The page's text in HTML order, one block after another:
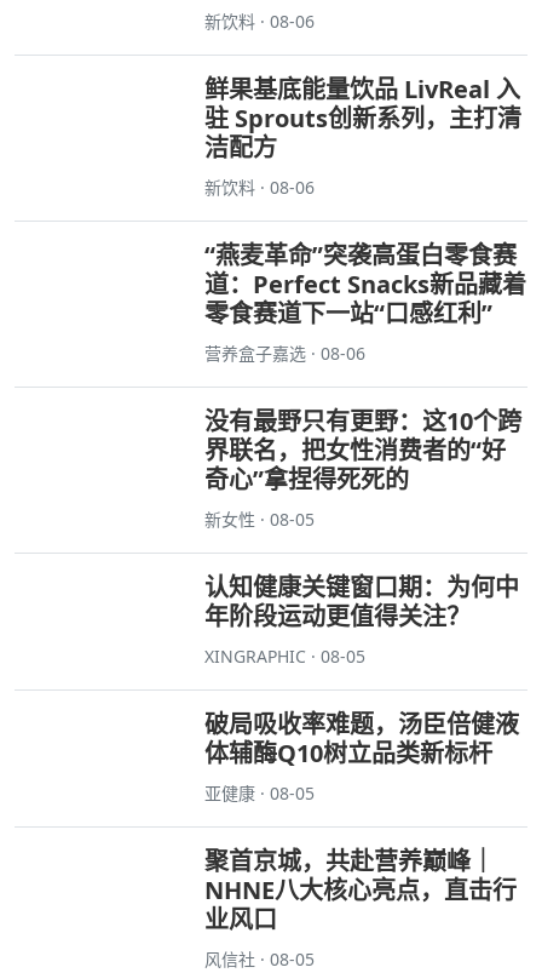
新饮料 · 08-06
鲜果基底能量饮品 LivReal 入
驻 Sprouts创新系列，主打清
洁配方
新饮料 · 08-06
“燕麦革命”突袭高蛋白零食赛
道：Perfect Snacks新品藏着
零食赛道下一站“口感红利”
营养盒子嘉选 · 08-06
没有最野只有更野：这10个跨
界联名，把女性消费者的“好
奇心”拿捏得死死的
新女性 · 08-05
认知健康关键窗口期：为何中
年阶段运动更值得关注？
XINGRAPHIC · 08-05
破局吸收率难题，汤臣倍健液
体辅酶Q10树立品类新标杆
亚健康 · 08-05
聚首京城，共赴营养巅峰｜
NHNE八大核心亮点，直击行
业风口
风信社 · 08-05